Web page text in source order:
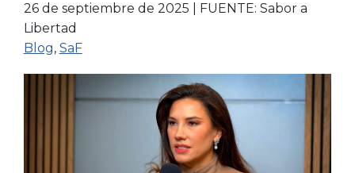
26 de septiembre de 2025
FUENTE: Sabor a
Libertad
Blog, SaF